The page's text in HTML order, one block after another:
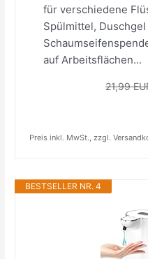
für verschiedene
Spülmittel,
auf Arbeitsflächen...
21,99
Preis inkl. MwSt., zzgl.
BESTSELLER NR. 4